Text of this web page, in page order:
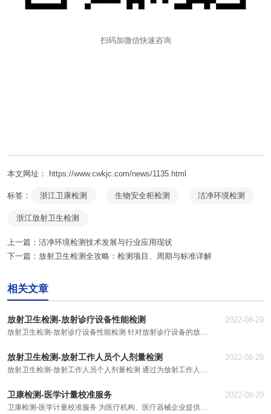
扫码加微信快速咨询
本文网址： https://www.cwkjc.com/news/1135.html
标签： 浙江卫康检测 生物安全柜检测 洁净环境检测
浙江放射卫生检测
上一篇： 洁净环境检测技术发展与行业应用现状
下一篇： 放射卫生检测全攻略：检测项目、周期与标准详解
相关文章
2022-08-29
放射卫生检测-放射诊疗设备性能检测
放射卫生检测-放射诊疗设备性能检测 针对放射诊疗设备的放射
承担普通X射线机、CR、DR、CT、DSA、乳腺摄影机、X射线
治疗机、γ后装治疗机、钴-60远距离治疗机、医用电子加速器、
线装置工作场所、密封源工作场所、非密封源工作场所的放射卫
生防护检测。
2022-08-29
放射卫生检测-放射工作人员个人剂量检测
放射卫生检测-放射工作人员个人剂量检测 通过为放射工作人员
为放射工作人员的安全提供保障，为卫生行政部门监督检查提供
技术依据。可承担X射线、γ射线个人剂量检测项目。
2022-08-29
卫康检测-医学计量校准服务
卫康检测-医学计量校准服务 为医疗机构、医疗器械企业提供医